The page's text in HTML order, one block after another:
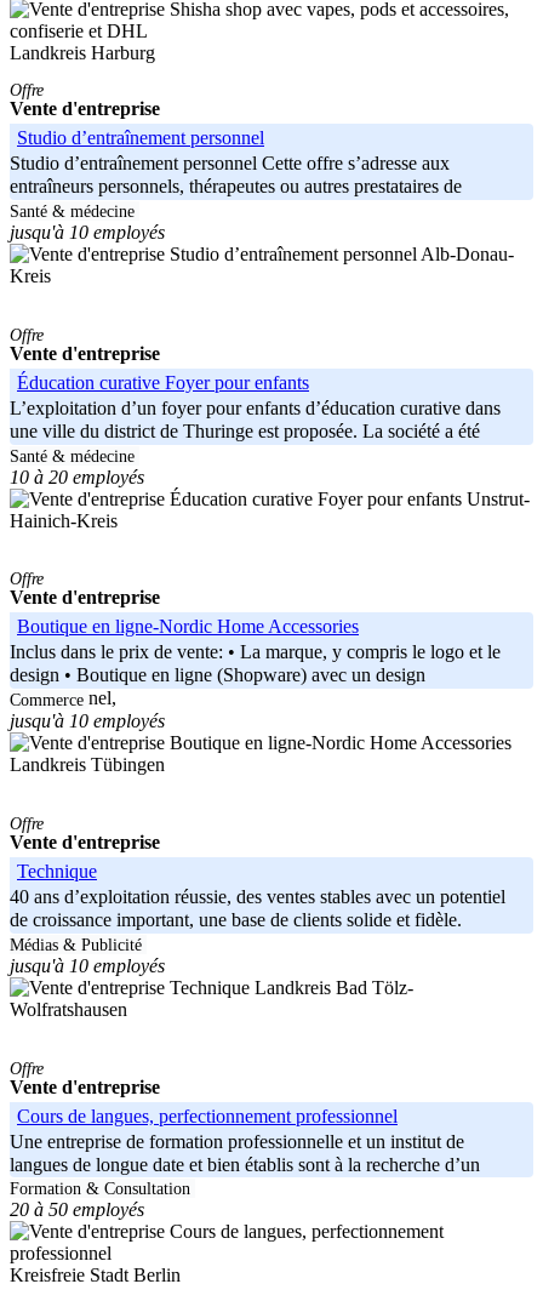
Landkreis Harburg
Offre
Vente d'entreprise
Studio d’entraînement personnel
Studio d’entraînement personnel Cette offre s’adresse aux
entraîneurs personnels, thérapeutes ou autres prestataires de
services du
Santé & médecine
jusqu'à 10 employés
Alb-Donau-
Kreis
Offre
Vente d'entreprise
Éducation curative Foyer pour enfants
L’exploitation d’un foyer pour enfants d’éducation curative dans
une ville du district de Thuringe est proposée. La société a été
fondée en
Santé & médecine
10 à 20 employés
Unstrut-
Hainich-Kreis
Offre
Vente d'entreprise
Boutique en ligne-Nordic Home Accessories
Inclus dans le prix de vente: • La marque, y compris le logo et le
design • Boutique en ligne (Shopware) avec un design
professionnel,
Commerce
jusqu'à 10 employés
Landkreis Tübingen
Offre
Vente d'entreprise
Technique
40 ans d’exploitation réussie, des ventes stables avec un potentiel
de croissance important, une base de clients solide et fidèle.
Médias & Publicité
jusqu'à 10 employés
Landkreis Bad Tölz-
Wolfratshausen
Offre
Vente d'entreprise
Cours de langues, perfectionnement professionnel
Une entreprise de formation professionnelle et un institut de
langues de longue date et bien établis sont à la recherche d’un
successeur
Formation & Consultation
20 à 50 employés
Kreisfreie Stadt Berlin